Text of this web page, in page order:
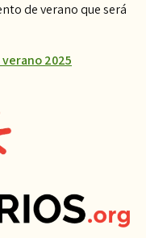
de verano que será
2025